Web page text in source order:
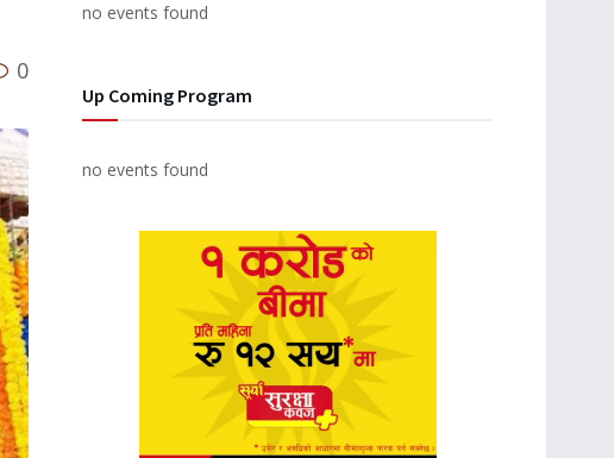
0
no events found
Up Coming Program
no events found